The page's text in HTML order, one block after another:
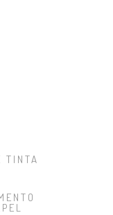
TINTA